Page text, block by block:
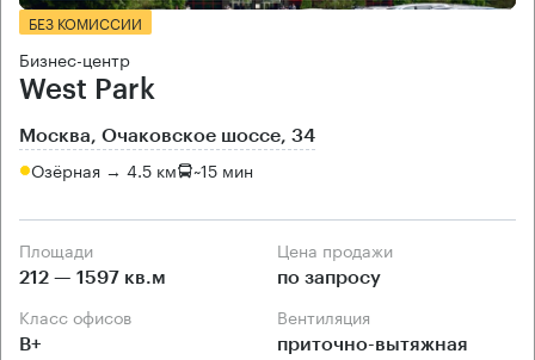
БЕЗ КОМИССИИ
Бизнес-центр
West Park
Москва, Очаковское шоссе, 34
Озёрная → 4.5 км ~15 мин
Площади
212 — 1597 кв.м
Цена продажи
по запросу
Класс офисов
B+
Вентиляция
приточно-вытяжная